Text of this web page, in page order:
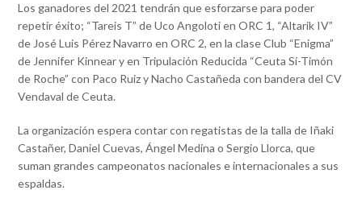
Los ganadores del 2021 tendrán que esforzarse para poder
repetir éxito; “Tareis T” de Uco Angoloti en ORC 1, “Altarik IV”
de José Luis Pérez Navarro en ORC 2, en la clase Club “Enigma”
de Jennifer Kinnear y en Tripulación Reducida “Ceuta Sí-Timón
de Roche” con Paco Ruiz y Nacho Castañeda con bandera del CV
Vendaval de Ceuta.
La organización espera contar con regatistas de la talla de Iñaki
Castañer, Daniel Cuevas, Ángel Medina o Sergio Llorca, que
suman grandes campeonatos nacionales e internacionales a sus
espaldas.